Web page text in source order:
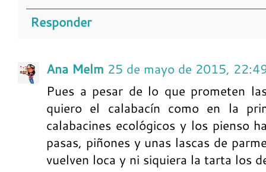
Responder
Ana Melm 25 de mayo de 2015,
Pues a pesar de lo que prometen
quiero el calabacín como en la
calabacines ecológicos y los pienso
pasas, piñones y unas lascas de
vuelven loca y ni siquiera la tarta los